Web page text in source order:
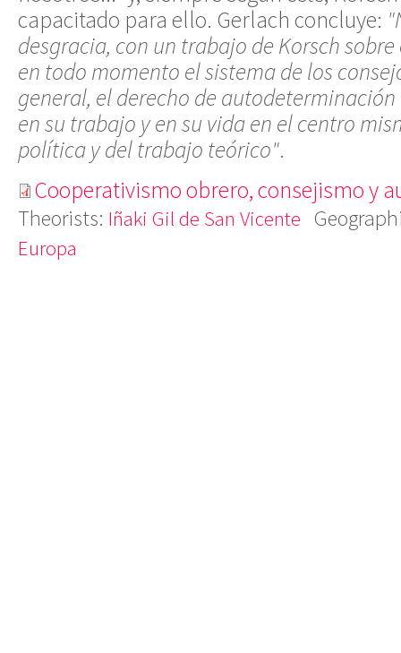
capacitado para ello. Gerlach concluye:
desgracia, con un trabajo de Korsch
en todo momento el sistema de los
general, el derecho de
en su trabajo y en su vida en el centro
política y del trabajo teórico".
Cooperativismo obrero, consejismo y
Theorists: Iñaki Gil de San Vicente
Europa